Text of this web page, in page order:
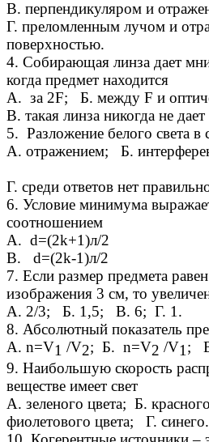
В. перпендикуляром и
Г. преломленным лучом и
поверхностью.
4. Собирающая линза дает
когда предмет находится
А. за 2F; Б. между F и
В. такая линза никогда не
5. Разложение белого света в
А. отражением; Б.
Г. среди ответов нет
6. Условие минимума
соотношением
А. d=(2k+1)л/2
В. d=(2k-1)л/2
7. Если размер предмета
изображения 3 см, то
А. 2/3; Б. 1,5; В. 6; Г. 1.
8. Абсолютный показатель
А. n=V1 /V2; Б. n=V2 /V1;
9. Наибольшую скорость
веществе имеет свет
А. зеленого цвета; Б.
фиолетового цвета; Г. синего.